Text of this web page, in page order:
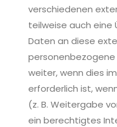
verschiedenen
teilweise auch
Daten an diese
weiter, wenn dies
erforderlich ist,
(z. B. Weitergabe
ein berechtigtes